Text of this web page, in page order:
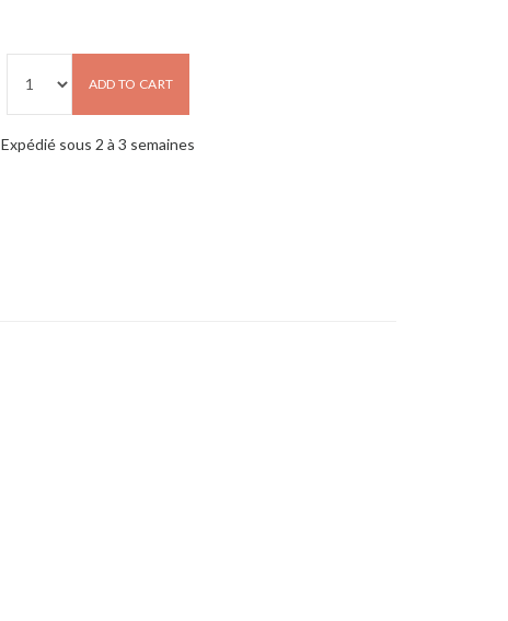
ADD TO CART
Expédié sous 2 à 3 semaines